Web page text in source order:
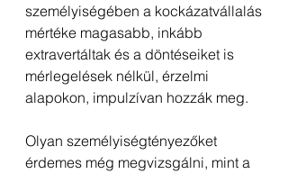
személyiségében a kockázatvállalás
mértéke magasabb, inkább
extravertáltak és a döntéseiket is
mérlegelések nélkül, érzelmi
alapokon, impulzívan hozzák meg.
Olyan személyiségtényezőket
érdemes még megvizsgálni, mint a